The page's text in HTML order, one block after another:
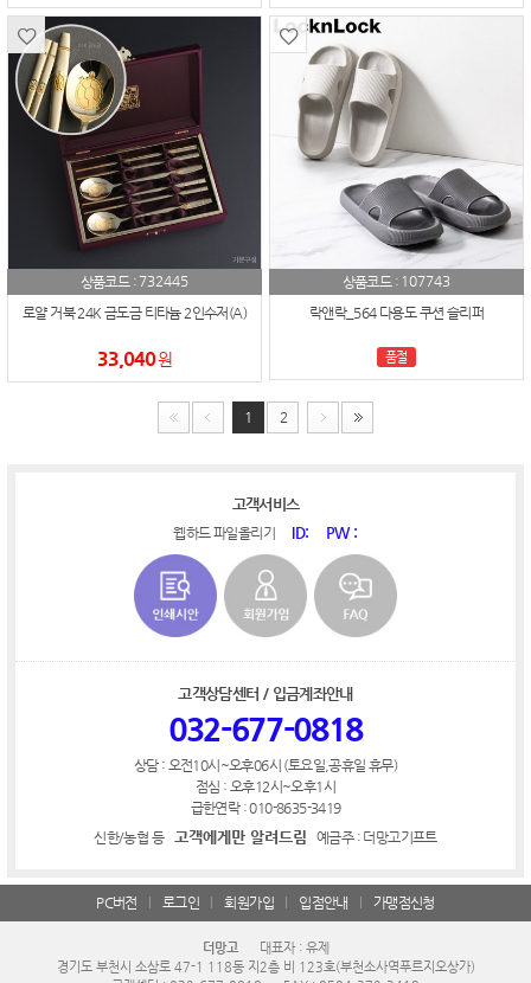
상품코드 : 732445
로얄 거북 24K 금도금 티타늄 2인수저(A)
33,040원
상품코드 : 107743
락앤락_564 다용도 쿠션 슬리퍼
품절
1 2
고객서비스
웹하드 파일올리기 ID: PW :
고객상담센터 / 입금계좌안내
032-677-0818
상담 : 오전10시~오후06시 (토요일,공휴일 휴무)
점심 : 오후12시~오후1시
급한연락 : 010-8635-3419
신한/농협 등 고객에게만 알려드림 예금주 : 더망고기프트
PC버전 로그인 회원가입 입점안내 가맹점신청
더망고
대표자 : 유제
경기도 부천시 소삼로 47-1 118동 지2층 비 123호(부천소사역푸르지오상가)